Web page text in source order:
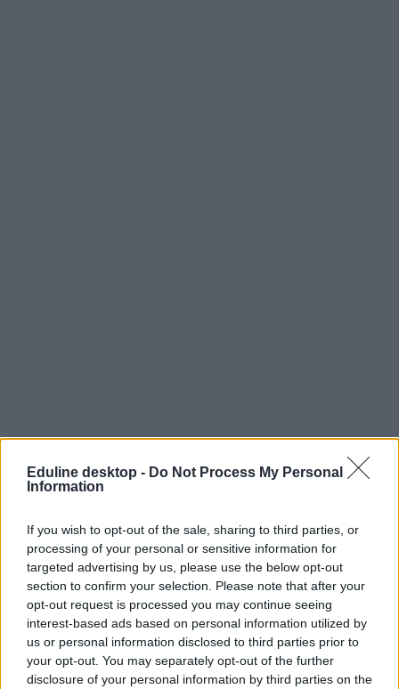
Eduline desktop - Do Not Process My Personal
Information
If you wish to opt-out of the sale, sharing to third parties, or
processing of your personal or sensitive information for
targeted advertising by us, please use the below opt-out
section to confirm your selection. Please note that after your
opt-out request is processed you may continue seeing
interest-based ads based on personal information utilized by
us or personal information disclosed to third parties prior to
your opt-out. You may separately opt-out of the further
disclosure of your personal information by third parties on the